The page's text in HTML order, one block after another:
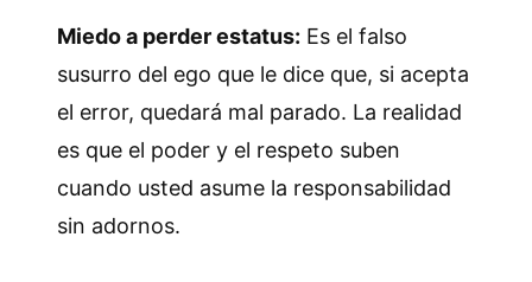
Miedo a perder estatus: Es el falso
susurro del ego que le dice que, si acepta
el error, quedará mal parado. La realidad
es que el poder y el respeto suben
cuando usted asume la responsabilidad
sin adornos.